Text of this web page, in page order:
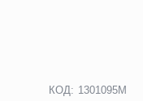
КОД: 1301095M